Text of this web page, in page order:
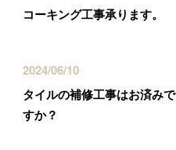
コーキング工事承ります。
2024/06/10
タイルの補修工事はお済みで
すか？